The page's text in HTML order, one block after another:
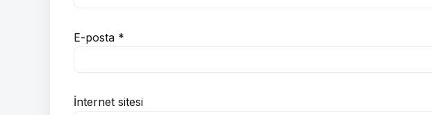
E-posta *
İnternet sitesi